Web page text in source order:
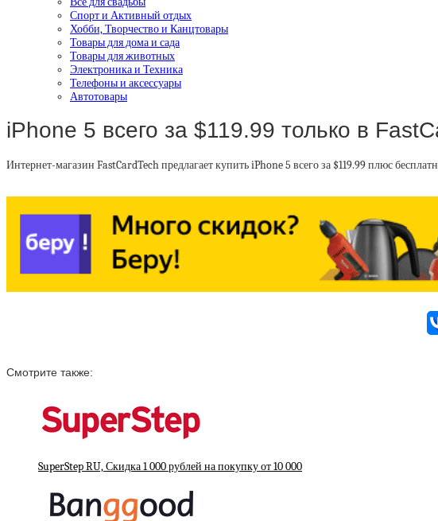
Спорт и Активный отдых
Хобби, Творчество и Канцтовары
Товары для дома и сада
Товары для животных
Электроника и Техника
Телефоны и аксессуары
Автотовары
iPhone 5 всего за $119.99 только в
Интернет-магазин FastCardTech предлагает купить iPhone 5 всего за $119.99 плюс
Смотрите также:
SuperStep RU, Скидка 1 000 рублей на покупку от 10 000